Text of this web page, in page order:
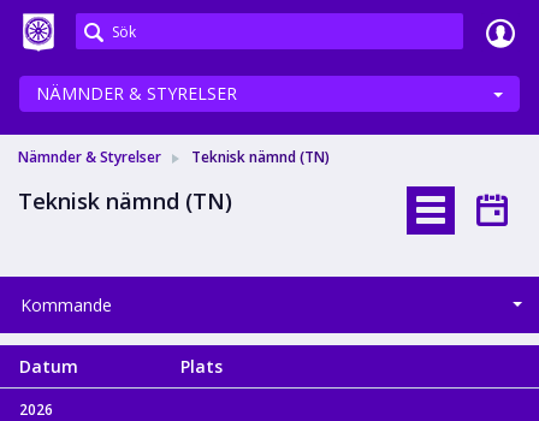
Meetings+
NÄMNDER & STYRELSER
Nämnder & Styrelser Teknisk nämnd (TN)
Teknisk nämnd (TN)
Kommande
Datum Plats
2026